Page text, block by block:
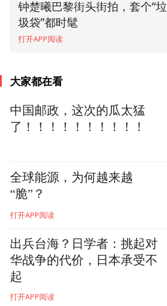
钟楚曦巴黎街头街拍，套个“垃
圾袋”都时髦
打开APP阅读
张云龙米兰街头拍摄夏日风尚
大片
打开APP阅读
大家都在看
中国邮政，这次的瓜太猛
了！！！！！！！！！！
全球能源，为何越来越
“脆”？
打开APP阅读
出兵台海？日学者：挑起对
华战争的代价，日本承受不
起
打开APP阅读